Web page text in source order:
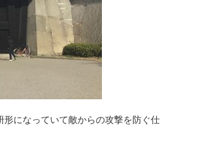
になっていて敵からの攻撃を防ぐ仕